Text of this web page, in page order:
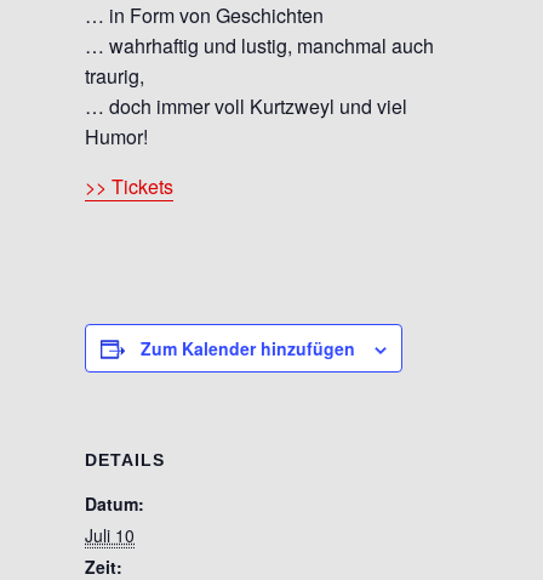
… in Form von Geschichten
… wahrhaftig und lustig, manchmal auch
traurig,
… doch immer voll Kurtzweyl und viel
Humor!
>> Tickets
Zum Kalender hinzufügen
DETAILS
Datum:
Juli 10
Zeit: